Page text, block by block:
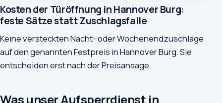
Kosten der Türöffnung in Hannover Burg:
feste Sätze statt Zuschlagsfalle
Keine versteckten Nacht- oder Wochenendzuschläge
auf den genannten Festpreis in Hannover Burg. Sie
entscheiden erst nach der Preisansage.
Was unser Aufsperrdienst in